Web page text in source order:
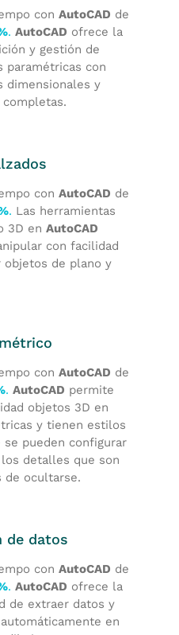
con AutoCAD de
. AutoCAD ofrece la
y gestión de
paramétricas con
dimensionales y
con AutoCAD de
. Las herramientas
3D en AutoCAD
con facilidad
objetos de plano y
con AutoCAD de
. AutoCAD permite
objetos 3D en
y tienen estilos
se pueden configurar
detalles que son
de ocultarse.
de datos
con AutoCAD de
. AutoCAD ofrece la
de extraer datos y
en